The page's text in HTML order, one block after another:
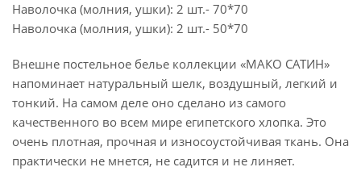
Наволочка (молния, ушки): 2 шт.- 70*70
Наволочка (молния, ушки): 2 шт.- 50*70
Внешне постельное белье коллекции «МАКО САТИН»
напоминает натуральный шелк, воздушный, легкий и
тонкий. На самом деле оно сделано из самого
качественного во всем мире египетского хлопка. Это
очень плотная, прочная и износоустойчивая ткань. Она
практически не мнется, не садится и не линяет.